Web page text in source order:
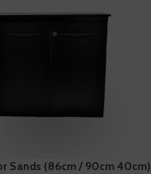
Sands (86cm / 90cm 40cm)